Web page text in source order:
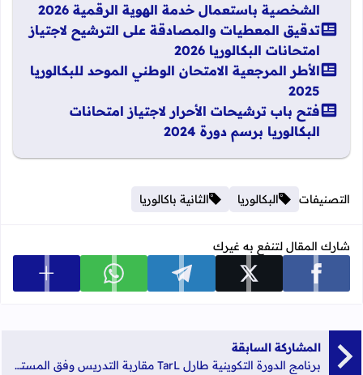
الشخصية باستعمال خدمة الهوية الرقمية 2026
تدقيق المعطيات والمصادقة على الترشيح لاجتياز
امتحانات البكالوريا 2026
الأطر المرجعية الامتحان الوطني الموحد للبكالوريا
2025
فتح باب ترشيحات الأحرار لاجتياز امتحانات
البكالوريا برسم دورة 2024
التصنيفات البكالوريا الثانية باكالوريا
شارك المقال لتنفع به غيرك
شارك على facebook شارك على x شارك على telegram شارك على whatsapp عرض
المشاركة السابقة
برنامج الدورة التكوينية طارل TarL مقاربة التدريس وفق المستوى المناسب 2024